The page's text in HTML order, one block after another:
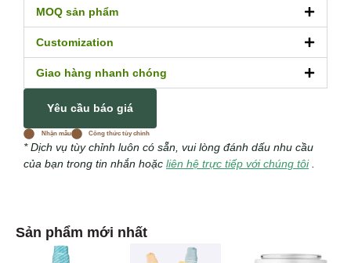
MOQ sản phẩm
Customization
Giao hàng nhanh chóng
Yêu cầu báo giá
Nhận mẫu Công thức tùy chỉnh
* Dịch vụ tùy chỉnh luôn có sẵn, vui lòng đánh dấu nhu cầu
của bạn trong tin nhắn hoặc liên hệ trực tiếp với chúng tôi.
Sản phẩm mới nhất